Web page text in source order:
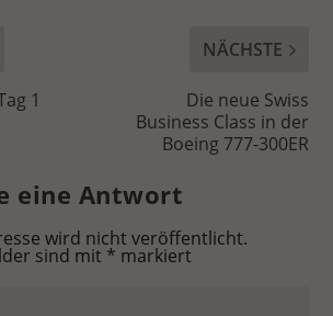
1
NÄCHSTE
Die neue Swiss
Business Class in der
Boeing 777-300ER
eine Antwort
wird nicht veröffentlicht.
sind mit * markiert